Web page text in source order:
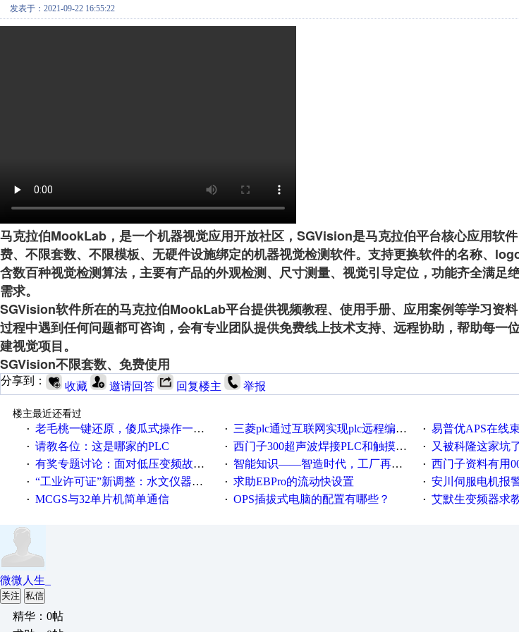
发表于：2021-09-22 16:55:22
马克拉伯MookLab，是一个机器视觉应用开放社区，SGVision是马克拉伯平台核心应用软
费、不限套数、不限模板、无硬件设施绑定的机器视觉检测软件。支持更换软件的名称、
含数百种视觉检测算法，主要有产品的外观检测、尺寸测量、视觉引导定位，功能齐全满足
需求。
SGVision软件所在的马克拉伯MookLab平台提供视频教程、使用手册、应用案例等学习资
过程中遇到任何问题都可咨询，会有专业团队提供免费线上技术支持、远程协助，帮助每一
建视觉项目。
SGVision不限套数、免费使用
分享到： 收藏 邀请回答 回复楼主 举报
楼主最近还看过
· 老毛桃一键还原，傻瓜式操作一键轻松备份还原；程序为向导式安装，一键即可实现自动备份或还原系统。 · 三菱plc通过互联网实现plc远程编程和程序上下载的方法 · 易普优APS在线束行业生产
· 请教各位：这是哪家的PLC · 西门子300超声波焊接PLC和触摸屏程序 · 又被科隆这家坑
· 有奖专题讨论：面对低压变频故障，老手是这样解决的！ · 智能知识——智造时代，工厂再不信息化就OUT了！ · 西门子资料有用
· “工业许可证”新调整：水文仪器等19类产品取消事前生产许可 · 求助EBPro的流动快设置 · 安川伺服电机报
· MCGS与32单片机简单通信 · OPS插拔式电脑的配置有哪些？ · 艾默生变频器求
微微人生_
关注 私信
精华：0帖